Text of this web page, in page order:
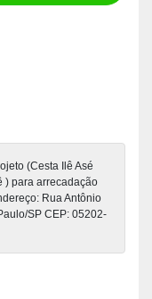
(Cesta Ilê Asé
) para arrecadação
Rua Antônio
SP CEP: 05202-